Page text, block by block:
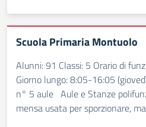
Scuola Primaria Montuolo
Alunni: 91 Classi: 5 Orario di
Giorno lungo: 8:05-16:05
n° 5 aule Aule e Stanze
mensa usata per sporzionare,